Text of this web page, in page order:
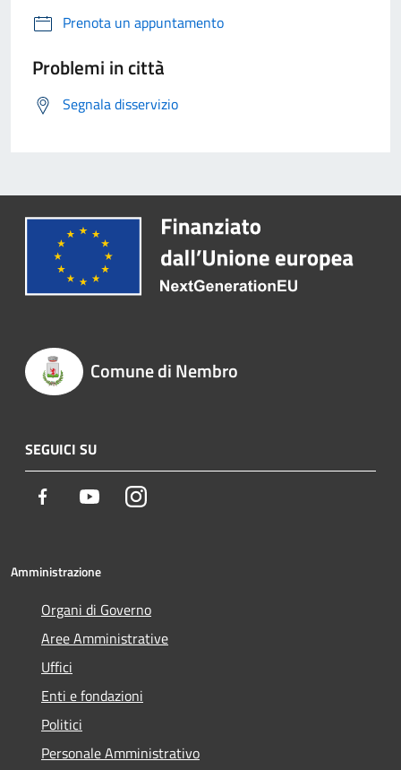
Prenota un appuntamento
Problemi in città
Segnala disservizio
Comune di Nembro
SEGUICI SU
Facebook YoutubeInstagram
Amministrazione
Organi di Governo
Aree Amministrative
Uffici
Enti e fondazioni
Politici
Personale Amministrativo